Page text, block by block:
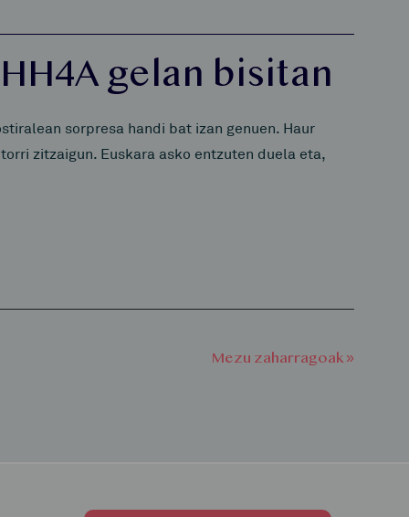
gelan bisitan
sorpresa handi bat izan genuen. Haur
zitzaigun. Euskara asko entzuten duela eta,
Mezu zaharragoak »